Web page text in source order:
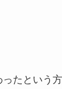
ったという